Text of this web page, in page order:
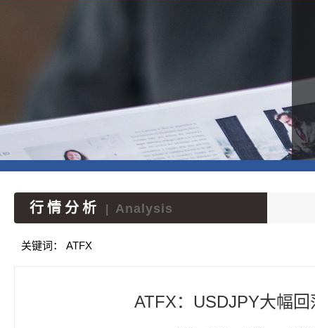
行情分析 Analysis
关键词： ATFX
ATFX：USDJPY大幅